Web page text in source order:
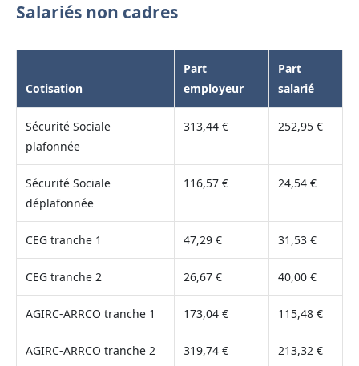
Salariés non cadres
Cotisation
Part
employeur
Part
salarié
Sécurité Sociale
plafonnée
313,44 € 252,95 €
Sécurité Sociale
déplafonnée
116,57 € 24,54 €
CEG tranche 1 47,29 € 31,53 €
CEG tranche 2 26,67 € 40,00 €
AGIRC-ARRCO tranche 1 173,04 € 115,48 €
AGIRC-ARRCO tranche 2 319,74 € 213,32 €